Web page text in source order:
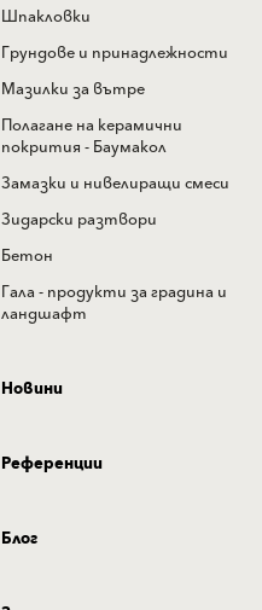
Шпакловки
Грундове и принадлежности
Мазилки за вътре
Полагане на керамични
покрития - Баумакол
Замазки и нивелиращи смеси
Зидарски разтвори
Бетон
Гала - продукти за градина и
ландшафт
Новини
Референции
Блог